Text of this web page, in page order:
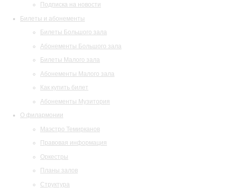
Подписка на новости
Билеты и абонементы
Билеты Большого зала
Абонементы Большого зала
Билеты Малого зала
Абонементы Малого зала
Как купить билет
Абонементы Музитория
О филармонии
Маэстро Темирканов
Правовая информация
Оркестры
Планы залов
Структура